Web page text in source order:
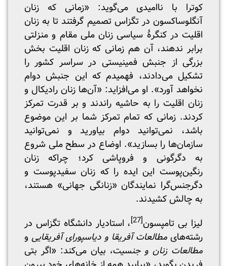
کوترا با ناامیدی می‌گوید: «زمانی که زنان
آنگلوساکسون در تگزاس تصمیم گرفتند تا به زنان
اقلیت در کنگرۀ سیاسی زنان ملی مقام و منزلتی
برابر ندهند، آن هم زمانی که زنان اقلیت بخش
بزرگی از جنبش فمینیستی در سراسر کشور را
تشکیل می‌دادند، فهمیدم که این جنبش دوام
نخواهد آورد». او می‌افزاید: «آن‌ها زنان رادیکال و
زنان اقلیت را به حاشیه راندند و بر قدرت تمرکز
کردند. زمانی که تمام تمرکز شما بر این موضوع
باشد، نمی‌توانید دوام بیاورید و نمی‌توانید
سازمان‌ها را بسازید». اوضاع در سطح ملی شروع
به دگرگونی و فروپاشی کرد؛ چراکه زنان
رنگین‌پوست این ایده را که زنان سفیدپوست و
دگرجنس‌گرا نمایندگان «زنانگی جهانی» هستند،
به چالش کشیدند.
لیزا بی تامپسون[27]
، استادیار دانشگاه تگزاس در
رشته‌های مطالعات آفریقا و دیاسپورای آفریقاییو
مطالعات زنان و جنسیت،بیان می‌کند: «اگر بتی